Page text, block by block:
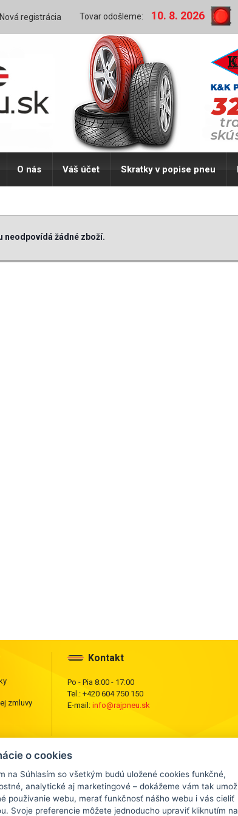
Nová registrácia Tovar odošleme: 10. 8. 2026
O nás Váš účet Skratky v popise pneu
neodpovídá žádné zboží.
zmluvy
Kontakt
Po - Pia 8:00 - 17:00
Tel.: +420 604 750 150
E-mail: info@rajpneu.sk
Akékoľvek kopírovanie,
obsahu tohto webu je zakázané.
o cookies
na Súhlasím so všetkým budú uložené cookies funkčné,
analytické aj marketingové – dokážeme vám tak
používanie webu, merať funkčnosť nášho webu i vás cieliť
Svoje preferencie môžete jednoducho upraviť kliknutím na